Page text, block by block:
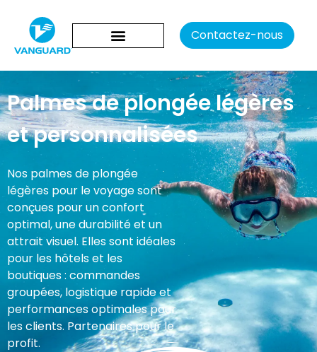
Contactez-nous
Palmes de plongée légères
et personnalisées
Nos palmes de plongée
légères pour le voyage sont
conçues pour un confort
optimal, une durabilité et un
attrait visuel. Elles sont idéales
pour les hôtels et les
boutiques : commandes
groupées, logistique rapide et
performances optimales pour
les clients. Partenaires pour le
profit.